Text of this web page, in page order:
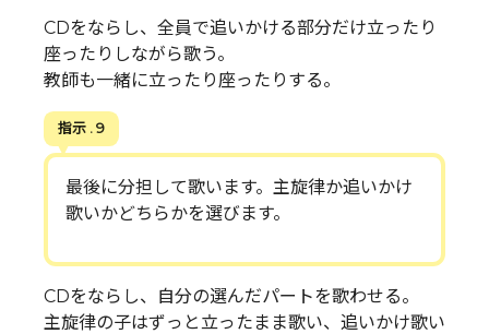
CDをならし、全員で追いかける部分だけ立ったり
座ったりしながら歌う。
教師も一緒に立ったり座ったりする。
指示 . 9
最後に分担して歌います。主旋律か追いかけ
歌いかどちらかを選びます。
CDをならし、自分の選んだパートを歌わせる。
主旋律の子はずっと立ったまま歌い、追いかけ歌い